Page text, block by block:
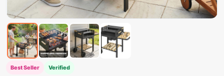
Best Seller Verified